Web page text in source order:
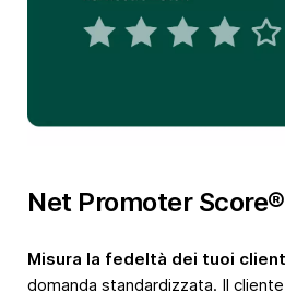
Net Promoter Score®
Misura la fedeltà dei tuoi
domanda standardizzata. Il